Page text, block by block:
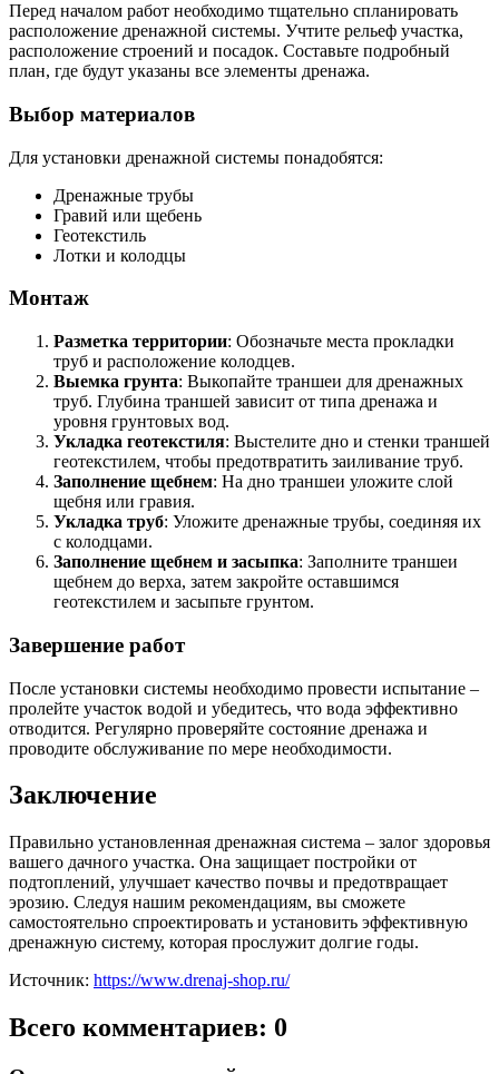
Перед началом работ необходимо тщательно спланировать
расположение дренажной системы. Учтите рельеф участка,
расположение строений и посадок. Составьте подробный
план, где будут указаны все элементы дренажа.
Выбор материалов
Для установки дренажной системы понадобятся:
Дренажные трубы
Гравий или щебень
Геотекстиль
Лотки и колодцы
Монтаж
Разметка территории: Обозначьте места прокладки
труб и расположение колодцев.
Выемка грунта: Выкопайте траншеи для дренажных
труб. Глубина траншей зависит от типа дренажа и
уровня грунтовых вод.
Укладка геотекстиля: Выстелите дно и стенки траншей
геотекстилем, чтобы предотвратить заиливание труб.
Заполнение щебнем: На дно траншеи уложите слой
щебня или гравия.
Укладка труб: Уложите дренажные трубы, соединяя их
с колодцами.
Заполнение щебнем и засыпка: Заполните траншеи
щебнем до верха, затем закройте оставшимся
геотекстилем и засыпьте грунтом.
Завершение работ
После установки системы необходимо провести испытание –
пролейте участок водой и убедитесь, что вода эффективно
отводится. Регулярно проверяйте состояние дренажа и
проводите обслуживание по мере необходимости.
Заключение
Правильно установленная дренажная система – залог здоровья
вашего дачного участка. Она защищает постройки от
подтоплений, улучшает качество почвы и предотвращает
эрозию. Следуя нашим рекомендациям, вы сможете
самостоятельно спроектировать и установить эффективную
дренажную систему, которая прослужит долгие годы.
Источник: https://www.drenaj-shop.ru/
Всего комментариев: 0